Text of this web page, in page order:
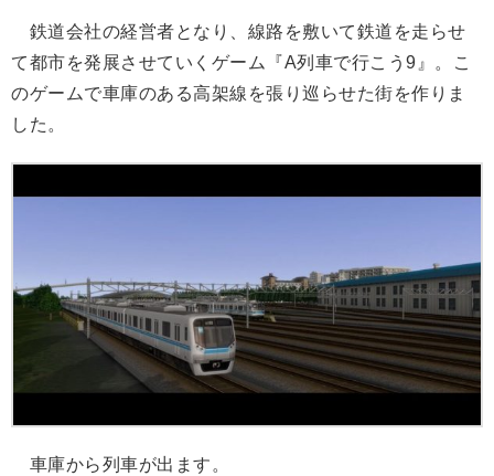
鉄道会社の経営者となり、線路を敷いて鉄道を走らせ
て都市を発展させていくゲーム『A列車で行こう9』。こ
のゲームで車庫のある高架線を張り巡らせた街を作りま
した。
車庫から列車が出ます。